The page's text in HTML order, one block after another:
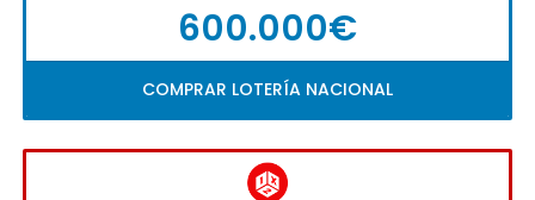
600.000€
COMPRAR LOTERÍA NACIONAL